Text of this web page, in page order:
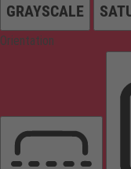
GRAYSCALE
Orientation